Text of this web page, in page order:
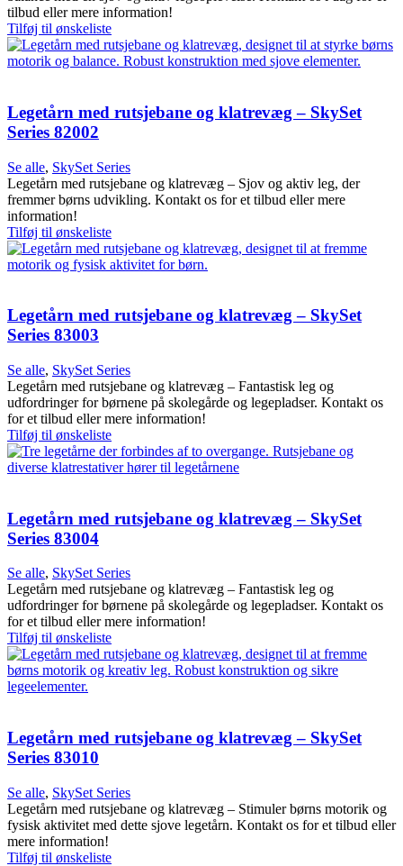
tilbud eller mere information!
Tilføj til ønskeliste
Legetårn med rutsjebane og klatrevæg – SkySet
Series 82002
Se alle, SkySet Series
Legetårn med rutsjebane og klatrevæg – Sjov og aktiv leg, der
fremmer børns udvikling. Kontakt os for et tilbud eller mere
information!
Tilføj til ønskeliste
Legetårn med rutsjebane og klatrevæg – SkySet
Series 83003
Se alle, SkySet Series
Legetårn med rutsjebane og klatrevæg – Fantastisk leg og
udfordringer for børnene på skolegårde og legepladser. Kontakt os
for et tilbud eller mere information!
Tilføj til ønskeliste
Legetårn med rutsjebane og klatrevæg – SkySet
Series 83004
Se alle, SkySet Series
Legetårn med rutsjebane og klatrevæg – Fantastisk leg og
udfordringer for børnene på skolegårde og legepladser. Kontakt os
for et tilbud eller mere information!
Tilføj til ønskeliste
Legetårn med rutsjebane og klatrevæg – SkySet
Series 83010
Se alle, SkySet Series
Legetårn med rutsjebane og klatrevæg – Stimuler børns motorik og
fysisk aktivitet med dette sjove legetårn. Kontakt os for et tilbud eller
mere information!
Tilføj til ønskeliste